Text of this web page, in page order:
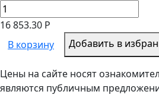
16 853.30 Р
В корзину
Добавить в
Цены на сайте носят
являются публичным